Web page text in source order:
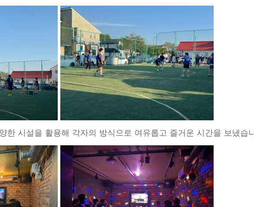
한 시설을 활용해 각자의 방식으로 여유롭고 즐거운 시간을 보냈습